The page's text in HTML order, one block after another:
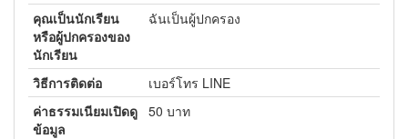
คุณเป็นนักเรียน
หรือผู้ปกครองของ
นักเรียน
ฉันเป็นผู้ปกครอง
วิธีการติดต่อ
เบอร์โทร LINE
ค่าธรรมเนียมเปิดดู
ข้อมูล
50 บาท